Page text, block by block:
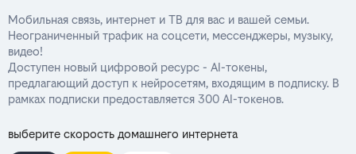
Мобильная связь, интернет и ТВ для вас и вашей семьи.
Неограниченный трафик на соцсети, мессенджеры, музыку,
видео!
Доступен новый цифровой ресурс - AI-токены,
предлагающий доступ к нейросетям, входящим в подписку. В
рамках подписки предоставляется 300 AI-токенов.
выберите скорость домашнего интернета